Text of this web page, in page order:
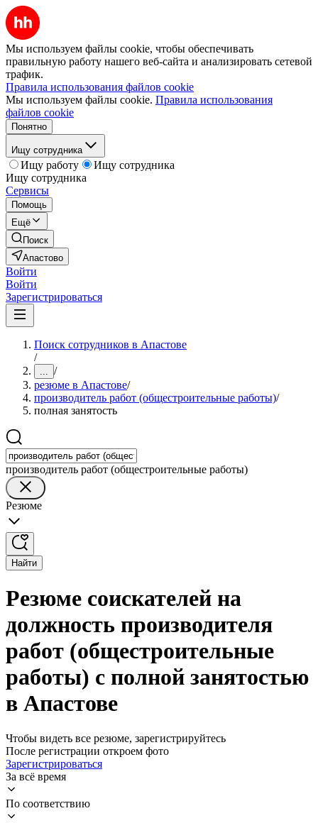
Мы используем файлы cookie, чтобы обеспечивать
правильную работу нашего веб-сайта и анализировать сетевой
трафик.
Правила использования файлов cookie
Мы используем файлы cookie. Правила использования
файлов cookie
Понятно
Ищу сотрудника
Ищу работу
Ищу сотрудника
Ищу сотрудника
Сервисы
Помощь
Ещё
Поиск
Апастово
Войти
Войти
Зарегистрироваться
Поиск сотрудников в Апастове
/
... /
резюме в Апастове/
производитель работ (общестроительные работы)/
полная занятость
производитель работ (общестроительные работы)
Резюме
Найти
Резюме соискателей на
должность производителя
работ (общестроительные
работы) с полной занятостью
в Апастове
Чтобы видеть все резюме, зарегистрируйтесь
После регистрации откроем фото
Зарегистрироваться
За всё время
По соответствию